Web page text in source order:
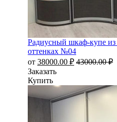
Радиусный шкаф-купе
оттенках №04
от 38000.00 ₽ 43000.00₽
Заказать
Купить